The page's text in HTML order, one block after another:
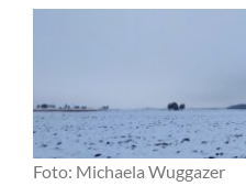
Foto: Michaela Wuggazer